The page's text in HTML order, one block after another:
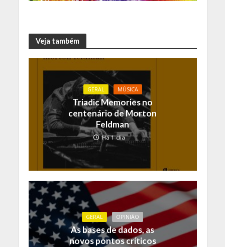
Veja também
GERAL MÚSICA
Triadic Memories no
centenário de Morton
Feldman
Há 1 dia
GERAL OPINIÃO
As bases de dados, as
novos pontos críticos